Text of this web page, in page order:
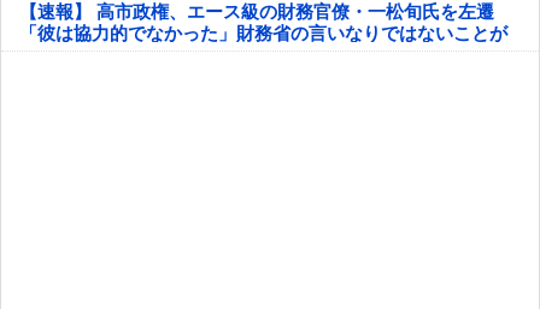
【速報】 高市政権、エース級の財務官僚・一松旬氏を左遷
「彼は協力的でなかった」財務省の言いなりではないことが
判明